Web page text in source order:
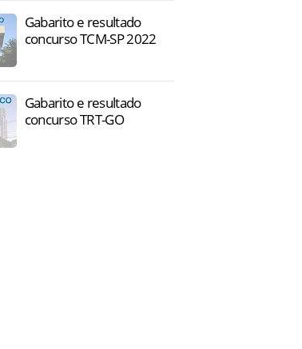
Gabarito e resultado
concurso TCM-SP 2022
Gabarito e resultado
concurso TRT-GO